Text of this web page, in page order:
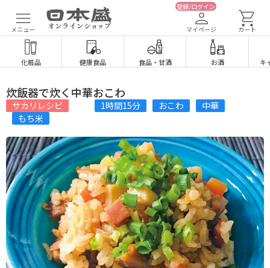
メニュー
登録/ログイン
マイページ カート
化粧品 健康食品 食品・ 甘酒 お酒 キ
炊飯器で炊く中華おこわ
サカリレシピ 1時間15分 おこわ
中華
もち米